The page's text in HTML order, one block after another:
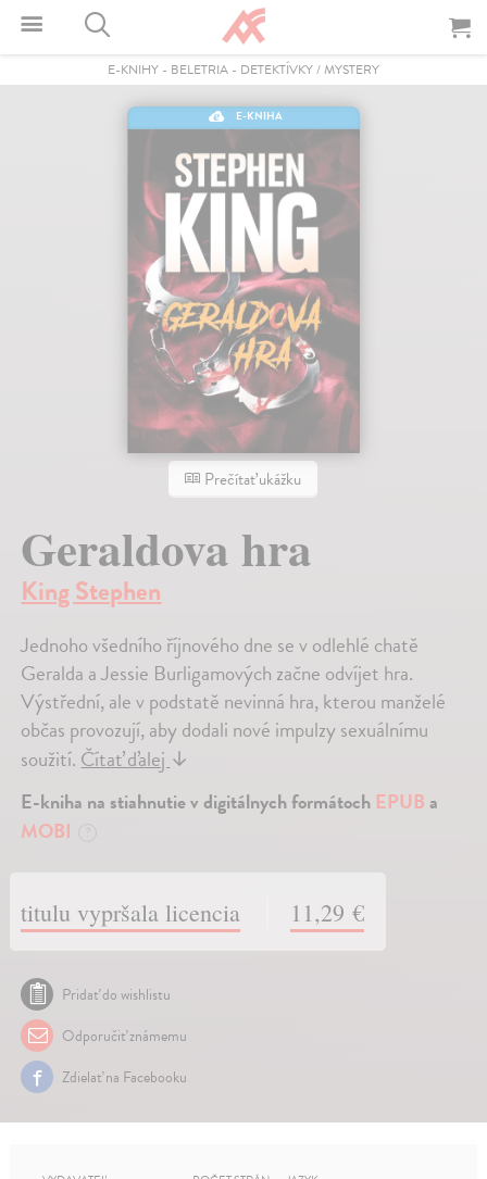
E-KNIHY - BELETRIA - DETEKTÍVKY / MYSTERY
E-KNIHA
Prečítať ukážku
Geraldova hra
King Stephen
Jednoho všedního říjnového dne se v odlehlé chatě
Geralda a Jessie Burligamových začne odvíjet hra.
Výstřední, ale v podstatě nevinná hra, kterou manželé
občas provozují, aby dodali nové impulzy sexuálnímu
soužití.Čítať ďalej↓
E-kniha na stiahnutie v digitálnych formátoch EPUBa
MOBI
titulu vypršala licencia 11,29 €
Pridať do wishlistu
Odporučiť známemu
Zdielať na Facebooku